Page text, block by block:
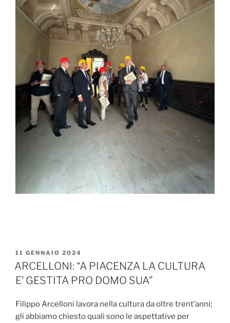
PUBBLICATO
IL
11 GENNAIO 2024
ARCELLONI: “A PIACENZA LA CULTURA
E’ GESTITA PRO DOMO SUA”
Filippo Arcelloni lavora nella cultura da oltre trent’anni;
gli abbiamo chiesto quali sono le aspettative per